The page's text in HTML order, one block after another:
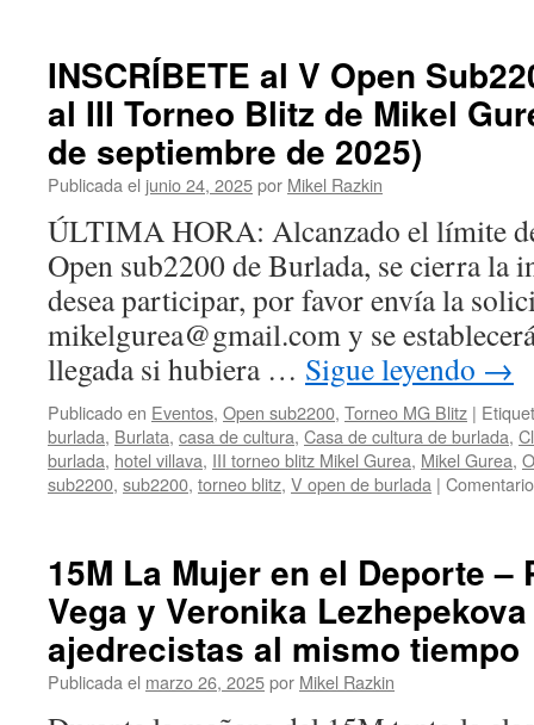
la
INSCRÍBETE al V Open
al III Torneo Blitz de Mikel
de septiembre de 2025)
Publicada el junio 24, 2025por Mikel Razkin
ÚLTIMA HORA: Alcanzado el límite
Open sub2200 de Burlada, se cierra la
desea participar, por favor envía la
mikelgurea@gmail.com y se
llegada si hubiera … Sigue leyendo →
Publicado en Eventos, Open sub2200, Torneo MG Blitz |
burlada, Burlata, casa de cultura, Casa de cultura de burlada,
burlada, hotel villava, III torneo blitz Mikel Gurea, Mikel Gurea,
sub2200, sub2200, torneo blitz, V open de burlada |
15M La Mujer en el Deporte –
Vega y Veronika
ajedrecistas al mismo tiempo
Publicada el marzo 26, 2025por Mikel Razkin